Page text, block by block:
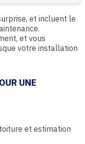
et incluent le
et vous
votre installation
UNE
et estimation